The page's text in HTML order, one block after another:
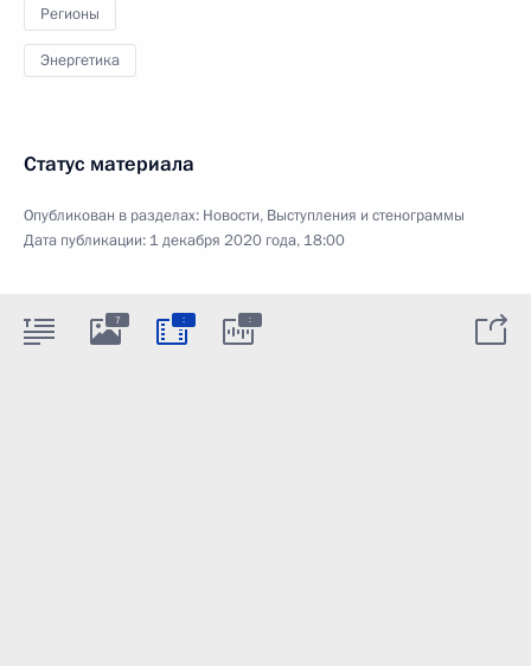
Регионы
Энергетика
Статус материала
Опубликован в разделах: Новости, Выступления и стенограммы
Дата публикации: 1 декабря 2020 года, 18:00
7 : :